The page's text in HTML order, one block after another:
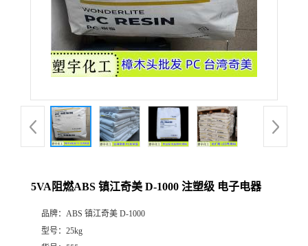
5VA阻燃ABS 镇江奇美 D-1000 注塑级 电子电器
品牌： ABS 镇江奇美 D-1000
型号： 25kg